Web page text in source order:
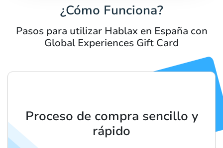
¿Cómo Funciona?
Pasos para utilizar Hablax en España con
Global Experiences Gift Card
Proceso de compra sencillo y
rápido